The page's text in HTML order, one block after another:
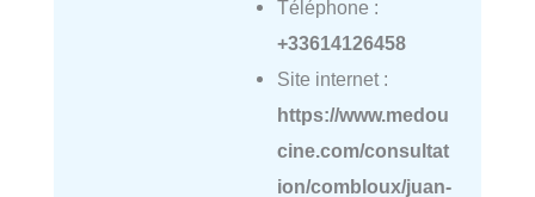
Téléphone :
+33614126458
Site internet :
https://www.medou
cine.com/consultat
ion/combloux/juan-